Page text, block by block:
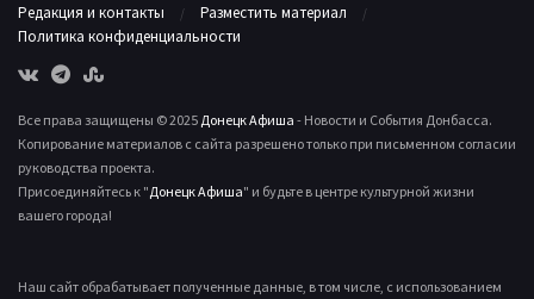
Редакция и контакты
Разместить материал
Политика конфиденциальности
Все права защищены © 2025 Донецк Афиша - Новости и События Донбасса.
Копирование материалов с сайта разрешено только при письменном согласии
руководства проекта.
Присоединяйтесь к "Донецк Афиша" и будьте в центре культурной жизни
вашего города!
Наш сайт обрабатывает полученные данные, в том числе, с использованием